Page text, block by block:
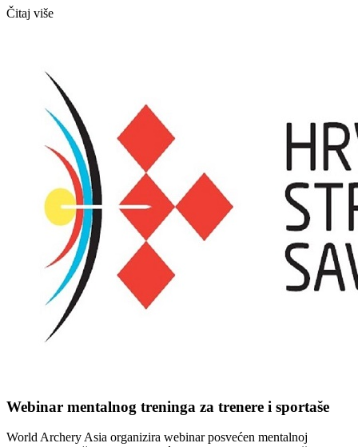
Čitaj više
Webinar mentalnog treninga za trenere i sportaše
World Archery Asia organizira webinar posvećen mentalnoj